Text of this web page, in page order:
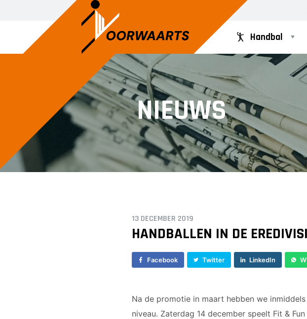
Handbal
DAMES
Dames 1
Dames 2
JEUGD
A1
A2
B1
C1
C2
E3
F1
F2
NIEUWS
13 DECEMBER 2019
HANDBALLEN IN DE
Facebook Twitter LinkedIn
Na de promotie in maart hebben we
niveau. Zaterdag 14 december speelt Fit &